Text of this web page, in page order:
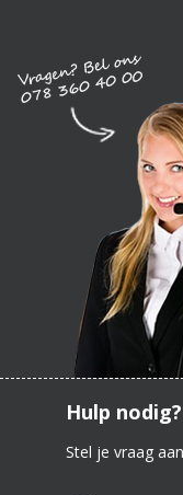
Hulp nodig?
Stel je vraag